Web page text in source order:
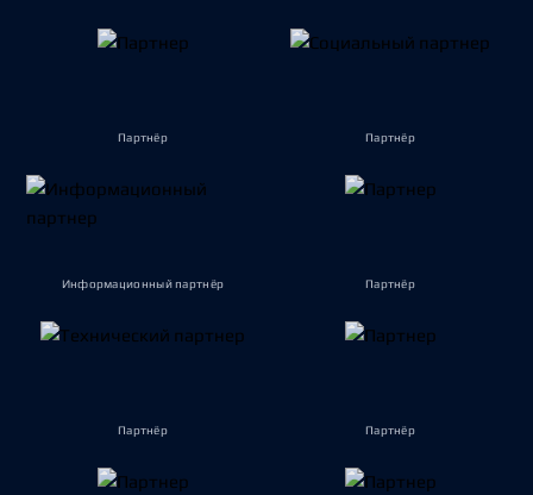
Партнёр Партнёр
Информационный партнёр Партнёр
Партнёр Партнёр